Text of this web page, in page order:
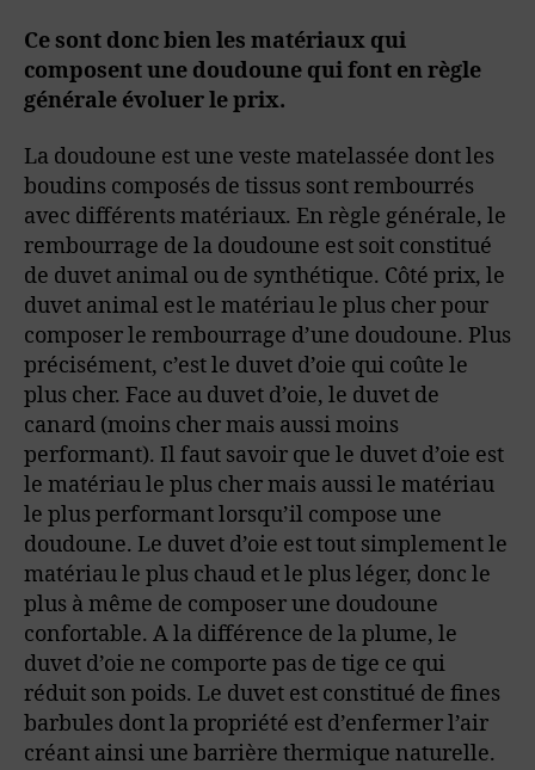
Ce sont donc bien les matériaux qui
composent une doudoune qui font en règle
générale évoluer le prix.
La doudoune est une veste matelassée dont les
boudins composés de tissus sont rembourrés
avec différents matériaux. En règle générale, le
rembourrage de la doudoune est soit constitué
de duvet animal ou de synthétique. Côté prix, le
duvet animal est le matériau le plus cher pour
composer le rembourrage d’une doudoune. Plus
précisément, c’est le duvet d’oie qui coûte le
plus cher. Face au duvet d’oie, le duvet de
canard (moins cher mais aussi moins
performant). Il faut savoir que le duvet d’oie est
le matériau le plus cher mais aussi le matériau
le plus performant lorsqu’il compose une
doudoune. Le duvet d’oie est tout simplement le
matériau le plus chaud et le plus léger, donc le
plus à même de composer une doudoune
confortable. A la différence de la plume, le
duvet d’oie ne comporte pas de tige ce qui
réduit son poids. Le duvet est constitué de fines
barbules dont la propriété est d’enfermer l’air
créant ainsi une barrière thermique naturelle.